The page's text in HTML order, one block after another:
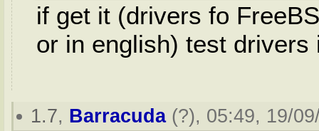
if get it (drivers fo
or in english) test
1.7, Barracuda(?), 05:49, 19/